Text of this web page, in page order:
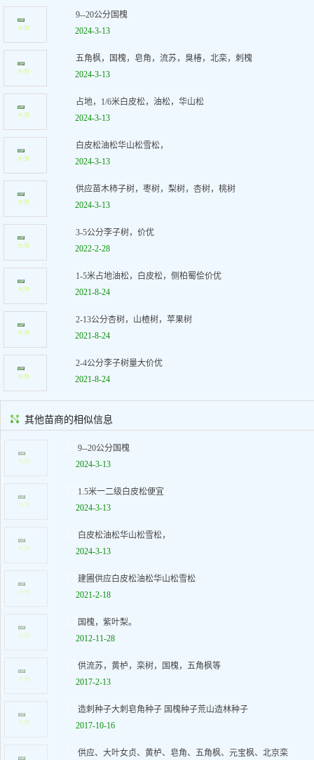
9--20公分国槐
2024-3-13
五角枫，国槐，皂角，流苏，臭椿，北栾，刺槐
2024-3-13
占地，1/6米白皮松，油松，华山松
2024-3-13
白皮松油松华山松雪松，
2024-3-13
供应苗木柿子树，枣树，梨树，杏树，桃树
2024-3-13
3-5公分李子树，价优
2022-2-28
1-5米占地油松，白皮松，侧柏蜀侩价优
2021-8-24
2-13公分杏树，山楂树，苹果树
2021-8-24
2-4公分李子树量大价优
2021-8-24
其他苗商的相似信息
9--20公分国槐
2024-3-13
1.5米一二级白皮松便宜
2024-3-13
白皮松油松华山松雪松，
2024-3-13
建圃供应白皮松油松华山松雪松
2021-2-18
国槐，紫叶梨。
2012-11-28
供流苏，黄栌，栾树，国槐，五角枫等
2017-2-13
造刺种子大刺皂角种子 国槐种子荒山造林种子
2017-10-16
供应、大叶女贞、黄栌、皂角、五角枫、元宝枫、北京栾